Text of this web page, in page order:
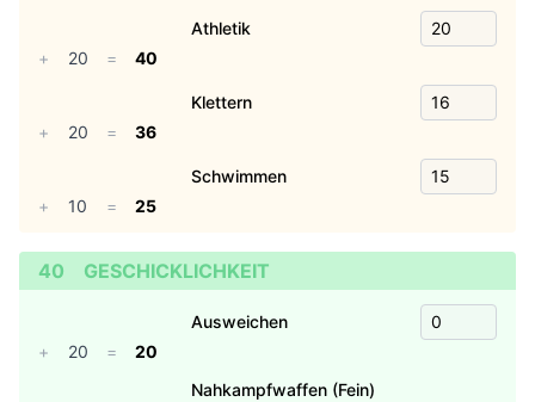
Athletik
+
20 = 40
Klettern
+
20 = 36
Schwimmen
+
10 = 25
40 GESCHICKLICHKEIT
Ausweichen
+
20 =
20
Nahkampfwaffen (Fein)